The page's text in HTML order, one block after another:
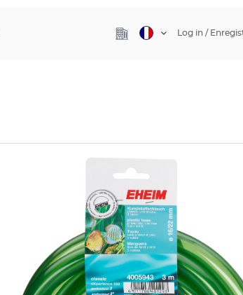
Log in /